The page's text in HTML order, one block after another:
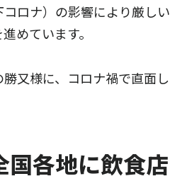
ロナ）の影響により厳し
めています。
又様に、コロナ禍で直面
国各地に飲食